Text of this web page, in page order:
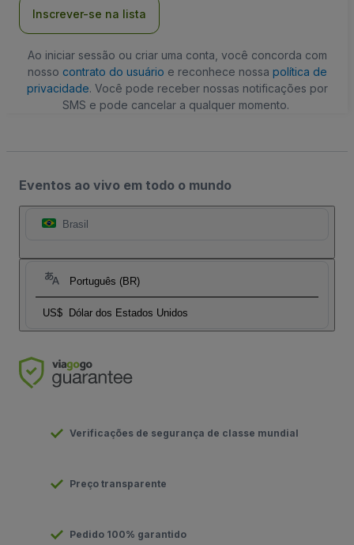
Inscrever-se na lista
Ao iniciar sessão ou criar uma conta, você concorda com
nosso contrato do usuário e reconhece nossa política de
privacidade. Você pode receber nossas notificações por
SMS e pode cancelar a qualquer momento.
Eventos ao vivo em todo o mundo
Brasil
Português (BR)
US$ Dólar dos Estados Unidos
Verificações de segurança de classe mundial
Preço transparente
Pedido 100% garantido